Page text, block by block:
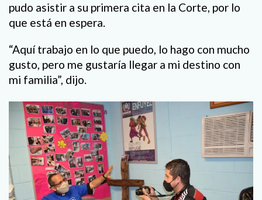
pudo asistir a su primera cita en la Corte, por lo
que está en espera.
“Aquí trabajo en lo que puedo, lo hago con mucho
gusto, pero me gustaría llegar a mi destino con
mi familia”, dijo.